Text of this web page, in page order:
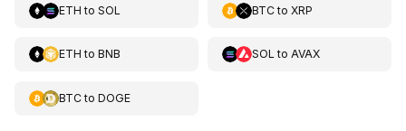
ETH to SOL BTCto XRP
ETH to BNB SOL to AVAX
BTCto DOGE